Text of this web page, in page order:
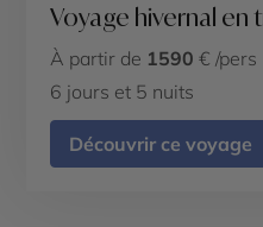
Voyage hivernal en
À partir de 1590 € /pers
6 jours et 5 nuits
Découvrir ce voyage